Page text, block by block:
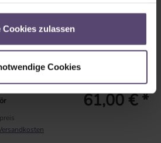
Cookies zulassen
Cookies
61,00 € *